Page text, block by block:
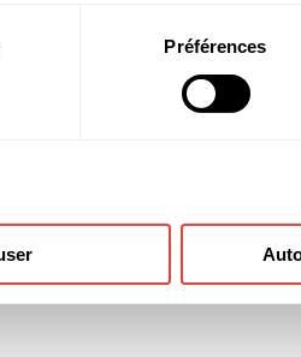
lors de
Préférences